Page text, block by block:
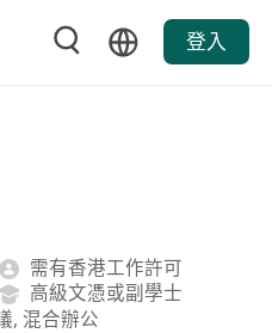
登入
需有香港工作許可
高級文憑或副學士
, 混合辦公